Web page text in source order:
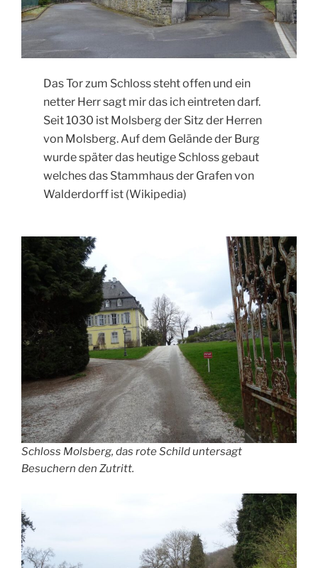
Das Tor zum Schloss steht offen und ein
netter Herr sagt mir das ich eintreten darf.
Seit 1030 ist Molsberg der Sitz der Herren
von Molsberg. Auf dem Gelände der Burg
wurde später das heutige Schloss gebaut
welches das Stammhaus der Grafen von
Walderdorff ist (Wikipedia)
Schloss Molsberg, das rote Schild untersagt
Besuchern den Zutritt.